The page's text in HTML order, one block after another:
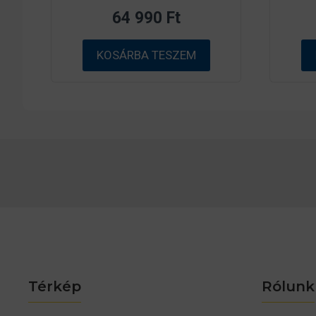
5
b
ő
l
64 990 Ft
KOSÁRBA TESZEM
Térkép Rólunk